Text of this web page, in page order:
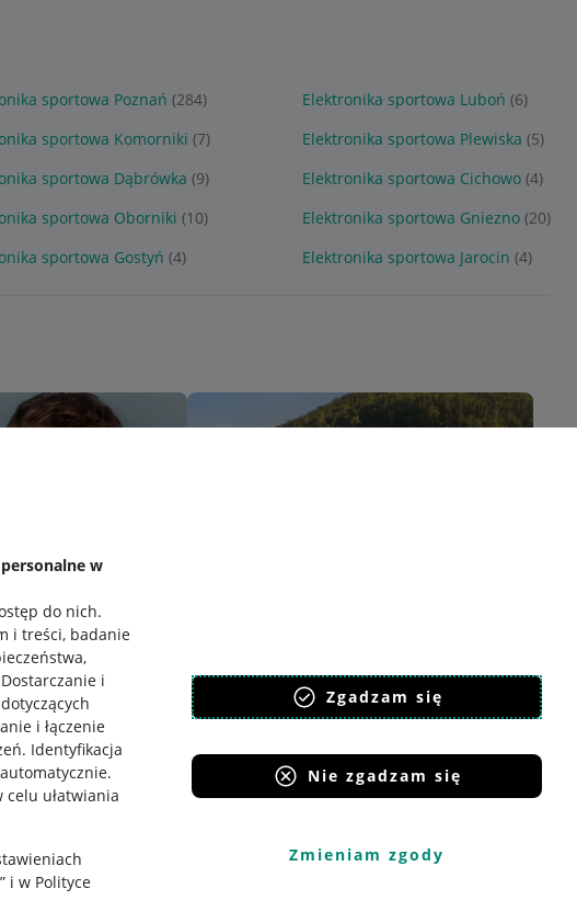
w
do nich.
i treści, badanie
Dostarczanie i
i łączenie
. Identyfikacja
.
ułatwiania
i w Polityce
Zgadzam się
Nie zgadzam się
Zmieniam zgody
sportowa Poznań (284) Elektronika sportowa Luboń (6)
sportowa Komorniki (7) Elektronika sportowa Plewiska (5)
sportowa Dąbrówka (9) Elektronika sportowa Cichowo (4)
sportowa Oborniki (10) Elektronika sportowa Gniezno (20)
sportowa Gostyń (4) Elektronika sportowa Jarocin (4)